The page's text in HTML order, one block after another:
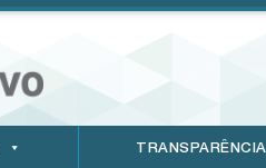
TRANSPARÊNCIA